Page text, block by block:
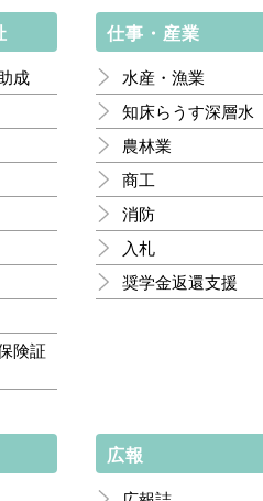
成
険証
仕事・産業
水産・漁業
知床らうす深層水
農林業
商工
消防
入札
奨学金返還支援
広報